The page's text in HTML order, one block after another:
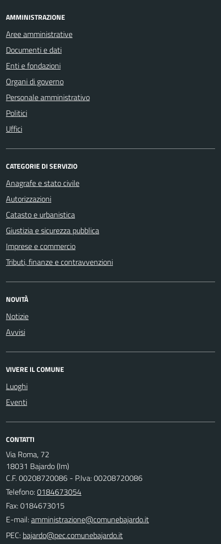
AMMINISTRAZIONE
Aree amministrative
Documenti e dati
Enti e fondazioni
Organi di governo
Personale amministrativo
Politici
Uffici
CATEGORIE DI SERVIZIO
Anagrafe e stato civile
Autorizzazioni
Catasto e urbanistica
Giustizia e sicurezza pubblica
Imprese e commercio
Tributi, finanze e contravvenzioni
NOVITÀ
Notizie
Avvisi
VIVERE IL COMUNE
Luoghi
Eventi
CONTATTI
Via Roma, 72
18031 Bajardo (Im)
C.F. 00208720086 - P.Iva: 00208720086
Telefono:0184673054
Fax: 0184673015
E-mail:
PEC: